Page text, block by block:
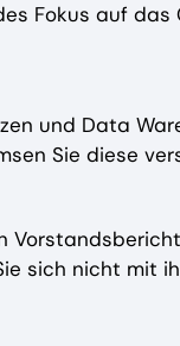
Fokus auf das
und Data
Sie diese
sich nicht mit